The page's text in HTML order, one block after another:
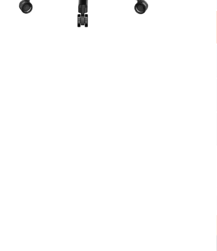
Натисніть, щоб збільшити